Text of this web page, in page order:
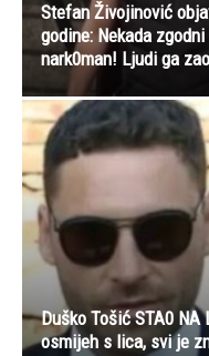
Stefan Živojinović
godine: Nekada
nark0man! Ljudi ga
Duško Tošić STA0 NA
osmijeh s lica, svi je